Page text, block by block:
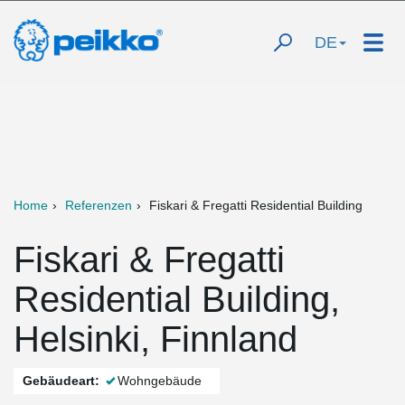
DE
Home Referenzen Fiskari & Fregatti Residential Building
Fiskari & Fregatti
Residential Building,
Helsinki, Finnland
Gebäudeart: Wohngebäude